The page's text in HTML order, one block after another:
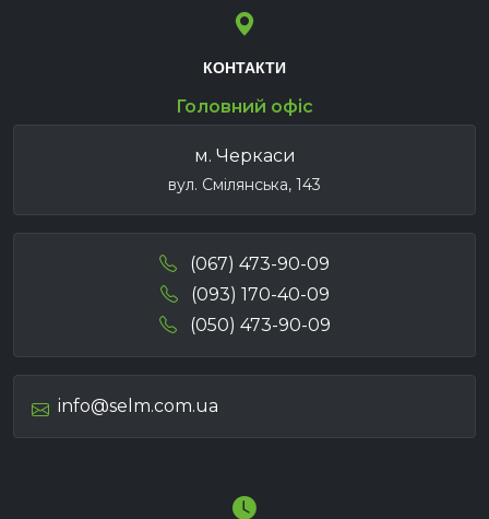
КОНТАКТИ
Головний офіс
м. Черкаси
вул. Смілянська, 143
(067) 473-90-09
(093) 170-40-09
(050) 473-90-09
info@selm.com.ua